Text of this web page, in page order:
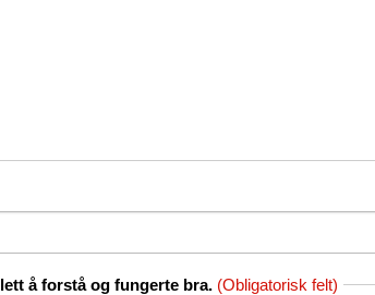
å forstå og fungerte bra. (Obligatorisk felt)